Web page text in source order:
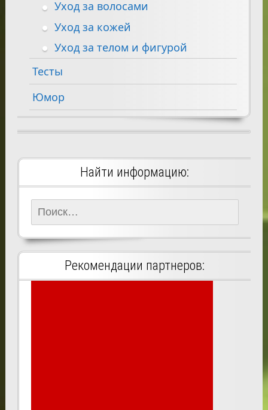
Уход за волосами
Уход за кожей
Уход за телом и фигурой
Тесты
Юмор
Найти информацию:
Найти:
Рекомендации партнеров: